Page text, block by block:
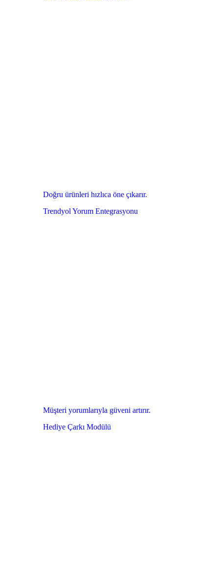
Doğru ürünleri hızlıca öne çıkarır.
Trendyol Yorum Entegrasyonu
Müşteri yorumlarıyla güveni artırır.
Hediye Çarkı Modülü